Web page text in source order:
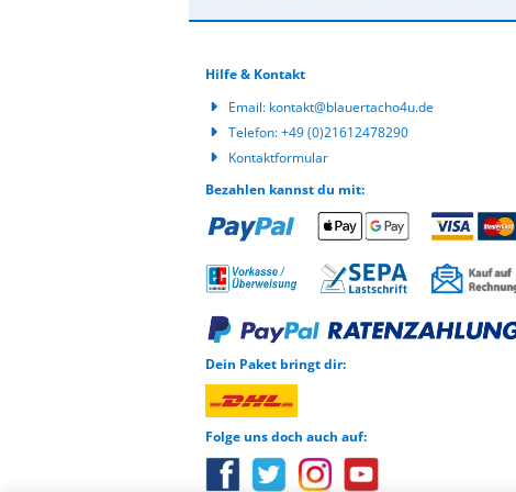
Hilfe & Kontakt
Email: kontakt@blauertacho4u.de
Telefon:+49 (0)21612478290
Kontaktformular
Bezahlen kannst du mit:
Dein Paket bringt dir:
Folge uns doch auch auf: